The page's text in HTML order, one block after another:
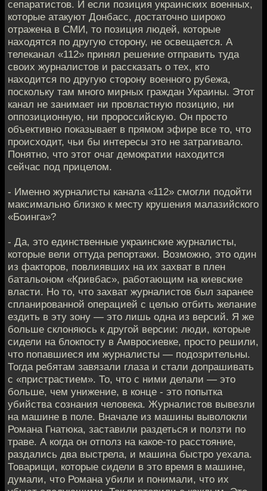
сепаратистов. И если позиция украинских военных,
которые атакуют Донбасс, достаточно широко
отражена в СМИ, то позиция людей, которые
находятся по другую сторону, не освещается. А
телеканал «112» принял решение отправить туда
своих журналистов и рассказать о тех, кто
находится по другую сторону военного рубежа,
поскольку там много мирных граждан Украины. Этот
канал не занимает ни провластную позицию, ни
оппозиционную, ни пророссийскую. Он просто
объективно показывает в прямом эфире все то, что
происходит, чьи бы интересы это не затрагивало.
Понятно, что этот очаг демократии находится
сейчас под прицелом.
- Именно журналисты канала «112» смогли подойти
максимально близко к месту крушения малазийского
«Боинга»?
- Да, это единственные украинские журналисты,
которые вели оттуда репортажи. Возможно, это один
из факторов, повлиявших на их захват в плен
батальоном «Кривбас», работающим на киевские
власти. Но то, что захват журналистов был заранее
спланированной операцией с целью отбить желание
ездить в эту зону — это лишь одна из версий. Я же
больше склоняюсь к другой версии: люди, которые
сидели на блокпосту в Амвросиевке, просто решили,
что попавшиеся им журналисты — подозрительны.
Тогда ребятам завязали глаза и стали допрашивать
с «пристрастием». То, что с ними делали — это
больше, чем унижение, в конце - это попытка
убийства сознания человека. Журналистов вывезли
на машине в поле. Вначале из машины выволокли
Романа Гнатюка, заставили раздеться и ползти по
траве. А когда он отполз на какое-то расстояние,
раздались два выстрела, и машина быстро уехала.
Товарищи, которые сидели в это время в машине,
думали, что Романа убили и понимали, что их